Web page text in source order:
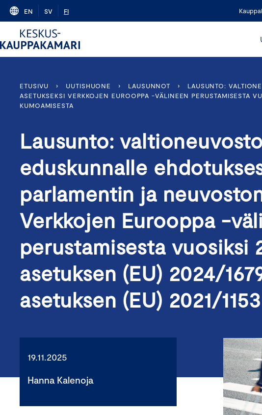
Skip
content
EN SV FI
ETUSIVU › UUTISHUONE › LAUSUNNOT ›
LAUSUNTO:
ASETUKSEKSI VERKKOJEN EUROOPPA -VÄLINEEN PERUSTAMISESTA
KUMOAMISESTA
Lausunto:
eduskunnalle
parlamentin ja
Verkkojen Eurooppa -
perustamisesta vuosiksi
asetuksen (EU) 2024/
asetuksen (EU) 2021/
19.11.2025
Hanna Kalenoja